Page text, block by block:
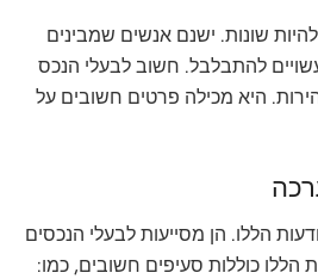
שונות. ישנם אנשים שמבינים
להתבלבל. חשוב לבעלי הנכס
היא מכילה פרטים חשובים על
הללו. הן מסייעות לבעלי הנכסים
הללו כוללות סעיפים חשובים, כמו: